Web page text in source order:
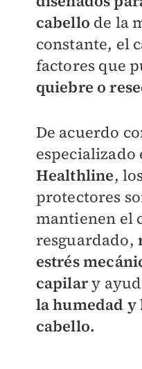
cabello de la
constante, el
factores que
quiebre o
De acuerdo
especializado
Healthline,
protectores
mantienen el
resguardado,
estrés
capilary
la humedad
cabello.